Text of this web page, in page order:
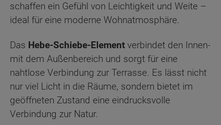
schaffen ein Gefühl von Leichtigkeit und Weite –
ideal für eine moderne Wohnatmosphäre.
Das Hebe-Schiebe-Element verbindet den Innen-
mit dem Außenbereich und sorgt für eine
nahtlose Verbindung zur Terrasse. Es lässt nicht
nur viel Licht in die Räume, sondern bietet im
geöffneten Zustand eine eindrucksvolle
Verbindung zur Natur.